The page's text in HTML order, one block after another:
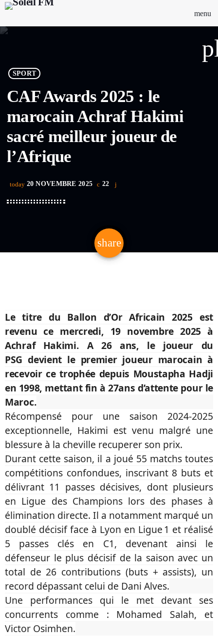
menu
SPORT
CAF Awards 2025 : le
marocain Achraf Hakimi
sacré meilleur joueur de
l’Afrique
today 20 NOVEMBRE 2025 22
share
email
Le titre du Ballon d’Or Africain 2025 est
revenu ce mercredi, 19 novembre 2025 à
Achraf Hakimi. A 26 ans, le joueur du
PSG devient le premier joueur marocain à
recevoir ce trophée depuis Moustapha Hadji
en 1998, mettant fin à 27ans d’attente pour le
Maroc.
Récompensé pour une saison 2024-2025
exceptionnelle, Hakimi est venu malgré une
blessure à la cheville recuperer son prix.
Durant cette saison, il a joué 55 matchs toutes
compétitions confondues, inscrivant 8 buts et
délivrant 11 passes décisives, dont plusieurs
en Ligue des Champions lors des phases à
élimination directe. Il a notamment marqué un
doublé décisif face à Lyon en Ligue 1 et réalisé
5 passes clés en C1, devenant ainsi le
défenseur le plus décisif de la saison avec un
total de 26 contributions (buts + assists), un
record dépassant celui de Dani Alves.
Une performances qui le met devant ses
concurrents comme : Mohamed Salah, et
Victor Osimhen.